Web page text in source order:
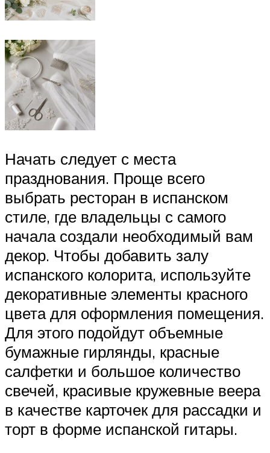
Начать следует с места
празднования. Проще всего
выбрать ресторан в испанском
стиле, где владельцы с самого
начала создали необходимый вам
декор. Чтобы добавить залу
испанского колорита, используйте
декоративные элементы красного
цвета для оформления помещения.
Для этого подойдут объемные
бумажные гирлянды, красные
салфетки и большое количество
свечей, красивые кружевные веера
в качестве карточек для рассадки и
торт в форме испанской гитары.